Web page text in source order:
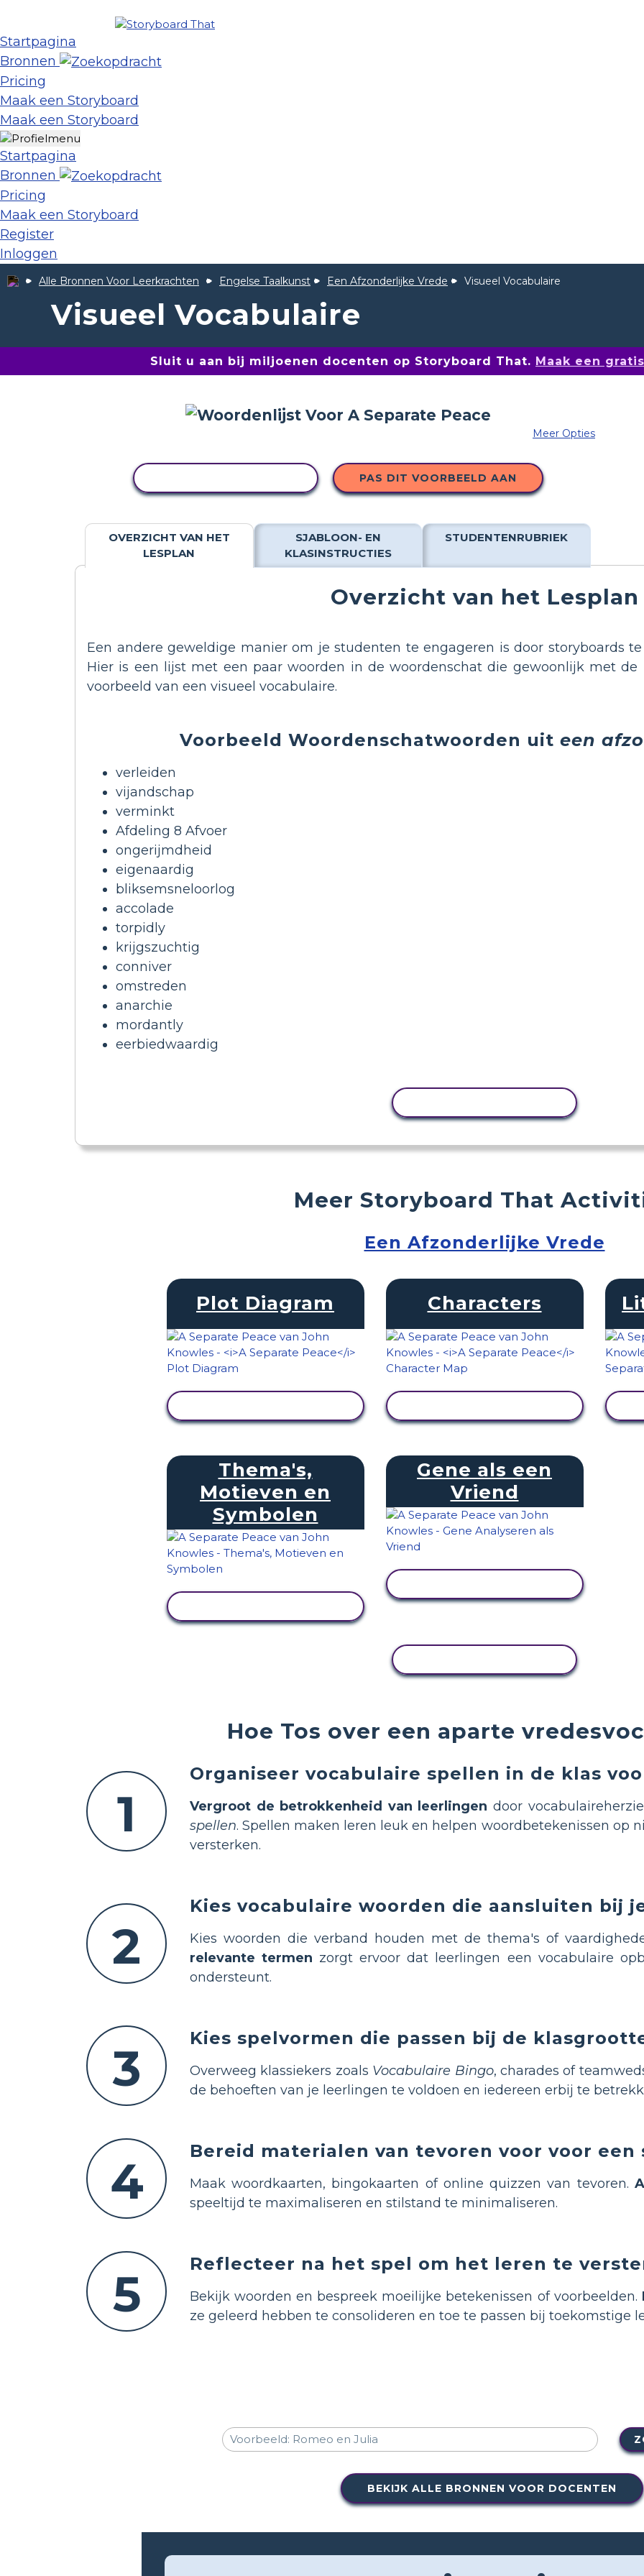
Startpagina
Bronnen
Pricing
Maak een Storyboard
Maak een Storyboard
Startpagina
Bronnen
Pricing
Maak een Storyboard
Register
Inloggen
Alle Bronnen Voor Leerkrachten Engelse Taalkunst Een Afzonderlijke Vrede Visueel Vocabulaire
Visueel Vocabulaire
Sluit u aan bij miljoenen docenten op Storyboard That. Maak een
Meer Opties
PAS DIT VOORBEELD AAN
OVERZICHT VAN HET
LESPLAN
SJABLOON- EN
KLASINSTRUCTIES
STUDENTENRUBRIEK
Overzicht van het Lesplan
Een andere geweldige manier om je studenten te engageren is door storyboards
Hier is een lijst met een paar woorden in de woordenschat die gewoonlijk met
voorbeeld van een visueel vocabulaire.
Voorbeeld Woordenschatwoorden uit een
verleiden
vijandschap
verminkt
Afdeling 8 Afvoer
ongerijmdheid
eigenaardig
bliksemsneloorlog
accolade
torpidly
krijgszuchtig
conniver
omstreden
anarchie
mordantly
eerbiedwaardig
Hoe Tos over een aparte
1
Organiseer vocabulaire spellen in de klas
Vergroot de betrokkenheid van leerlingen door
spellen. Spellen maken leren leuk en helpen woordbetekenissen op
versterken.
2
Kies vocabulaire woorden die aansluiten bij
Kies woorden die verband houden met de thema's of
relevante termen zorgt ervoor dat leerlingen een vocabulaire
ondersteunt.
3
Kies spelvormen die passen bij de
Overweeg klassiekers zoals Vocabulaire Bingo, charades of
de behoeften van je leerlingen te voldoen en iedereen erbij te
4
Bereid materialen van tevoren voor voor
Maak woordkaarten, bingokaarten of online quizzen van tevoren.
speeltijd te maximaliseren en stilstand te minimaliseren.
5
Reflecteer na het spel om het leren te
Bekijk woorden en bespreek moeilijke betekenissen of voorbeelden.
ze geleerd hebben te consolideren en toe te passen bij toekomstige
Meer Storyboard That
Een Afzonderlijke Vrede
Plot Diagram Characters
Thema's,
Motieven en
Symbolen
Gene als een
Vriend
BEKIJK ALLE BRONNEN VOOR DOCENTEN